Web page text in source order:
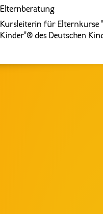
Elternberatung
Kursleiterin für Elternkurse
Kinder"® des Deutschen